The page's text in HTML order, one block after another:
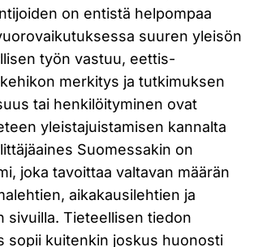
on entistä helpompaa
suuren yleisön
työn vastuu, eettis-
merkitys ja tutkimuksen
tai henkilöityminen ovat
yleistajuistamisen kannalta
Suomessakin on
joka tavoittaa valtavan määrän
aikakausilehtien ja
sivuilla. Tieteellisen tiedon
sopii kuitenkin joskus huonosti